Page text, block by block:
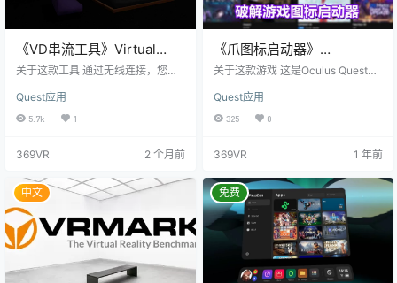
《VD串流工具》Virtual
Desktop 破解版
关于这款工具 通过无线连接，您可
网页，或者在巨大的虚拟屏幕上玩
游戏，甚至流式传输PCVR游戏。我
们的虚拟桌面应用程序经过高度优
的流媒体体验。 该应用程序支持最
钟内轻松切换它们之间的连接。视
频选项卡允许您直接从计算机上下
载或流式传输常规/180/360度视
频。我们的应用程序支持大多数运
行Windows 10或…
Quest应用
5.7k 1
369VR 2 个月前
《爪图标启动器》
PiLauncher
关于这款游戏 这是Oculus Quest的
商店、SideQuest应用程序和游戏。
很多VR破解游戏安装后显示未知来
源的所有内容，所有内容都是英文
的，因此您可以安装此图标启动器
直接单击开始，安装后在第一个未
知来源，只需打开即可。 特色： 排
序选项（按名称、最近发布、安装
日期） 自定义修改游戏名称 改进图
Quest应用
325 0
369VR 1 年前
中文 免费